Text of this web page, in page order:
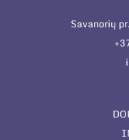
Savanorių